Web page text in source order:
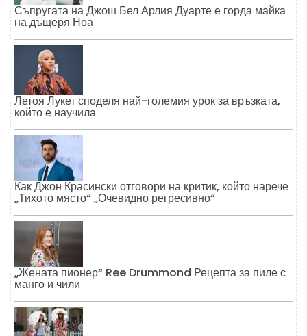
Съпругата на Джош Бел Арлия Дуарте е горда майка
на дъщеря Ноа
Летоя Лукет споделя най-големия урок за връзката,
който е научила
Как Джон Красински отговори на критик, който нарече
„Тихото място“ „Очевидно регресивно“
„Жената пионер“ Ree Drummond Рецепта за пиле с
манго и чили